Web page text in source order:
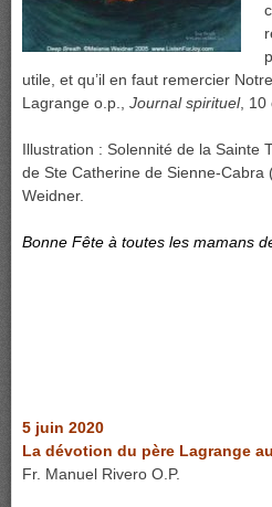
utile, et qu’il en faut remercier
Lagrange o.p., Journal spirituel, 10
Illustration : Solennité de la Sainte
de Ste Catherine de Sienne-Cabra
Weidner.
Bonne Fête à toutes les mamans
5 juin 2020
La dévotion du père Lagrange
Fr. Manuel Rivero O.P.